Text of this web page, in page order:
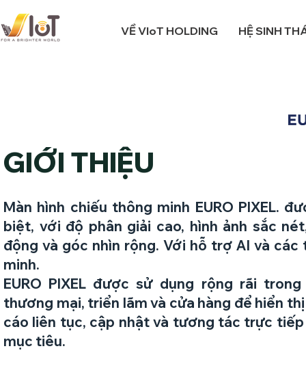
VỀ VIoT HOLDING HỆ SINH
GIỚI THIỆU
Màn hình chiếu thông minh EURO PIXEL.
biệt, với độ phân giải cao, hình ảnh sắc
động và góc nhìn rộng. Với hỗ trợ AI và các
minh.
EURO PIXEL được sử dụng rộng rãi
thương mại, triển lãm và cửa hàng để hiển
cáo liên tục, cập nhật và tương tác trực
mục tiêu.